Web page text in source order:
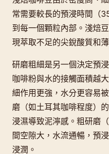
常需要較長的預浸時間（
到每一個顆粒內部。淺焙
現萃取不足的尖銳酸質和
研磨粗細是另一個決定預
咖啡粉與水的接觸面積越
細作用更強，水分更容易
磨（如土耳其咖啡程度）
浸濕導致泥濘感。粗研磨
間空隙大，水流通暢，預
浸潤。